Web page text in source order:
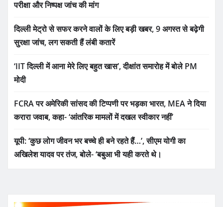
परीक्षा और निष्पक्ष जांच की मांग
दिल्ली मेट्रो से सफर करने वालों के लिए बड़ी खबर, 9 अगस्त से बढ़ेगी
सुरक्षा जांच, लग सकती हैं लंबी कतारें
‘IIT दिल्ली में आना मेरे लिए बहुत खास’, दीक्षांत समारोह में बोले PM
मोदी
FCRA पर अमेरिकी सांसद की टिप्पणी पर भड़का भारत, MEA ने दिया
करारा जवाब, कहा- ‘आंतरिक मामलों में दखल स्वीकार नहीं’
यूपी: ‘कुछ लोग जीवन भर बच्चे ही बने रहते हैं…’, सीएम योगी का
अखिलेश यादव पर तंज, बोले- ‘बबुआ भी यही करते थे।